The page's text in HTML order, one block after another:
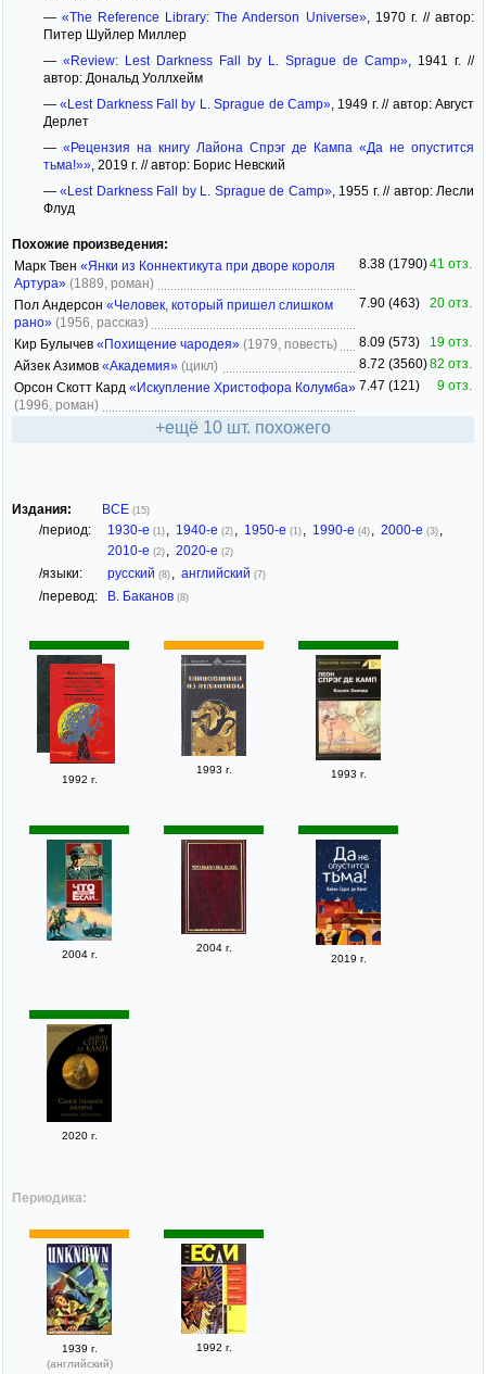
— «The Reference Library: The Anderson Universe», 1970 г. // автор:
Питер Шуйлер Миллер
— «Review: Lest Darkness Fall by L. Sprague de Camp», 1941 г. //
автор: Дональд Уоллхейм
—«Lest Darkness Fall by L. Sprague de Camp» , 1949 г. // автор: Август
Дерлет
— «Рецензия на книгу Лайона Спрэг де Кампа «Да не опустится
тьма!»», 2019 г. // автор: Борис Невский
—«Lest Darkness Fall by L. Sprague de Camp», 1955 г. // автор: Лесли
Флуд
Похожие произведения:
Марк Твен «Янки из Коннектикута при дворе короля
Артура» (1889, роман)
8.38 (1790)41 отз.
Пол Андерсон «Человек, который пришел слишком
рано» (1956, рассказ)
7.90 (463) 20 отз.
Кир Булычев «Похищение чародея» (1979, повесть) 8.09 (573)
19 отз.
Айзек Азимов «Академия» (цикл) 8.72 (3560)82 отз.
Орсон Скотт Кард «Искупление Христофора Колумба»
(1996, роман)
7.47 (121) 9 отз.
+ещё 10 шт. похожего
Издания: ВСЕ (15)
/период: 1930-е (1) , 1940-е (2) , 1950-е (1) , 1990-е (4) , 2000-е (3) ,
2010-е (2) , 2020-е (2)
/языки: русский (8) , английский (7)
/перевод: В. Баканов (8)
1992 г.
1993 г. 1993 г.
2004 г.
2004 г.
2019 г.
2020 г.
Периодика:
1939 г.
(английский)
1992 г.